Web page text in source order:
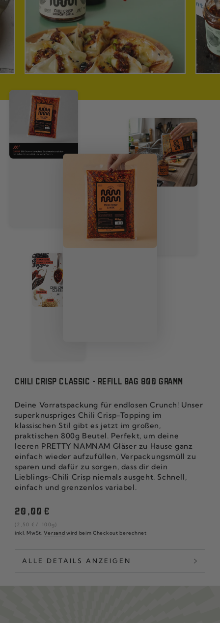
CHILI CRISP CLASSIC - REFILL BAG 800 GRAMM
Deine Vorratspackung für endlosen Crunch! Unser
superknuspriges Chili Crisp-Topping im
klassischen Stil gibt es jetzt im großen,
praktischen 800g Beutel. Perfekt, um deine
leeren PRETTY NAMNAM Gläser zu Hause ganz
einfach wieder aufzufüllen, Verpackungsmüll zu
sparen und dafür zu sorgen, dass dir dein
Lieblings-Chili Crisp niemals ausgeht. Schnell,
einfach und grenzenlos variabel.
Regulärer
20 ,00 €
Stückpreis
(2 ,50 € / pro
100g)
inkl. MwSt.Versand wird beim Checkout berechnet
ALLE DETAILS ANZEIGEN